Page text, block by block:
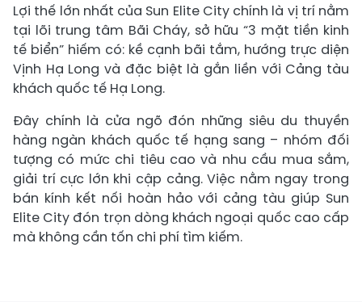
Lợi thế lớn nhất của Sun Elite City chính là vị trí nằm
tại lõi trung tâm Bãi Cháy, sở hữu “3 mặt tiền kinh
tế biển” hiếm có: kề cạnh bãi tắm, hướng trực diện
Vịnh Hạ Long và đặc biệt là gắn liền với Cảng tàu
khách quốc tế Hạ Long.
Đây chính là cửa ngõ đón những siêu du thuyền
hàng ngàn khách quốc tế hạng sang – nhóm đối
tượng có mức chi tiêu cao và nhu cầu mua sắm,
giải trí cực lớn khi cập cảng. Việc nằm ngay trong
bán kính kết nối hoàn hảo với cảng tàu giúp Sun
Elite City đón trọn dòng khách ngoại quốc cao cấp
mà không cần tốn chi phí tìm kiếm.